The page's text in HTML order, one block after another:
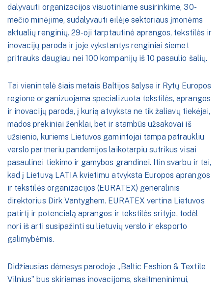
dalyvauti organizacijos visuotiniame susirinkime, 30-
mečio minėjime, sudalyvauti eilėje sektoriaus įmonėms
aktualių renginių. 29-oji tarptautinė aprangos, tekstilės ir
inovacijų paroda ir joje vykstantys renginiai šiemet
pritrauks daugiau nei 100 kompanijų iš 10 pasaulio šalių.
Tai vienintelė šiais metais Baltijos šalyse ir Rytų Europos
regione organizuojama specializuota tekstilės, aprangos
ir inovacijų paroda, į kurią atvyksta ne tik žaliavų tiekėjai,
mados prekiniai ženklai, bet ir stambūs užsakovai iš
užsienio, kuriems Lietuvos gamintojai tampa patraukliu
verslo partneriu pandemijos laikotarpiu sutrikus visai
pasaulinei tiekimo ir gamybos grandinei. Itin svarbu ir tai,
kad į Lietuvą LATIA kvietimu atvyksta Europos aprangos
ir tekstilės organizacijos (EURATEX) generalinis
direktorius Dirk Vantyghem. EURATEX vertina Lietuvos
patirtį ir potencialą aprangos ir tekstilės srityje, todėl
nori iš arti susipažinti su lietuvių verslo ir eksporto
galimybėmis.
Didžiausias dėmesys parodoje „Baltic Fashion & Textile
Vilnius” bus skiriamas inovacijoms, skaitmeninimui,